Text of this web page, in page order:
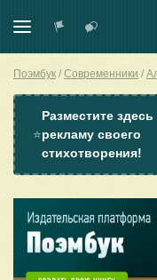
Поэмбук Современники
⭐
Разместите здесь
рекламу своего
стихотворения!